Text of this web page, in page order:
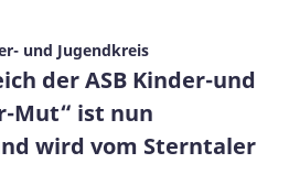
und Jugendkreis
der ASB Kinder-und
Mut“ ist nun
wird vom Sterntaler